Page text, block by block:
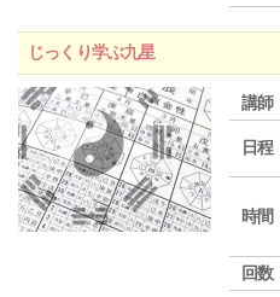
じっくり学ぶ九星
講師
日程
時間
回数